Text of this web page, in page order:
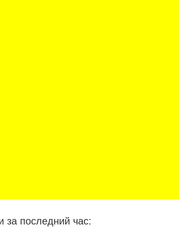
за последний час: